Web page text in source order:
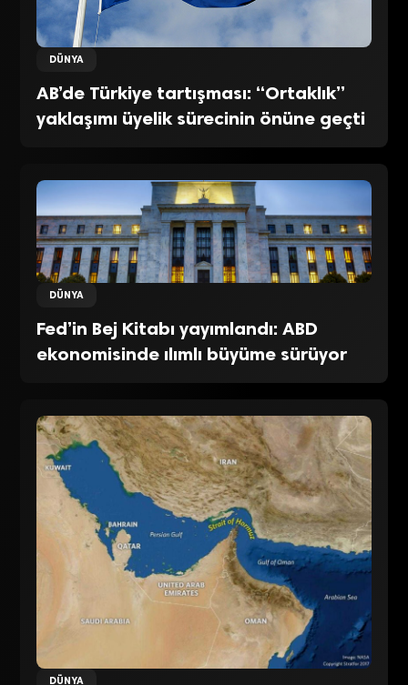
DÜNYA
AB’de Türkiye tartışması: “Ortaklık”
yaklaşımı üyelik sürecinin önüne geçti
DÜNYA
Fed’in Bej Kitabı yayımlandı: ABD
ekonomisinde ılımlı büyüme sürüyor
DÜNYA